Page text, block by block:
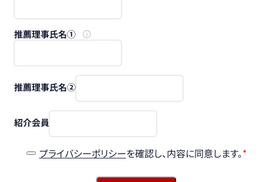
推薦理事氏名①
推薦理事氏名②
紹介会員
プライバシーポリシーを確認し、内容に同意します。